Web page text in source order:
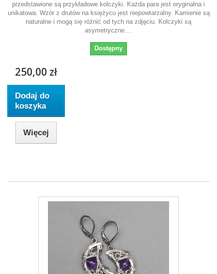
przedstawione są przykładowe kolczyki. Każda para jest oryginalna i
unikatowa. Wzór z drutów na księżycu jest niepowtarzalny. Kamienie są
naturalne i mogą się różnić od tych na zdjęciu. Kolczyki są
asymetryczne....
Dostępny
250,00 zł
Dodaj do
koszyka
Więcej